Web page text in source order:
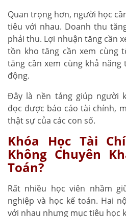
Quan trọng hơn, người học
tiêu với nhau. Doanh thu
phải thu. Lợi nhuận tăng cần
tồn kho tăng cần xem cùng
tăng cần xem cùng khả
động.
Đây là nền tảng giúp người
đọc được báo cáo tài chính,
thật sự của các con số.
Khóa Học Tài
Không Chuyên
Toán?
Rất nhiều học viên nhầm
nghiệp và học kế toán. Hai
với nhau nhưng mục tiêu học